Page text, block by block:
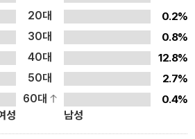
숨에 읽어 내려간다. 마치 애니메이션을
킬 정도로 흥미진진하게 깊이 몰입할 수
웹소설 및 모바일에 익숙한 아이들도 한
궁금하여 멈추지 않을 정도로 집중해서
20대
0.2%
30대
0.8%
40대
12.8%
50대
2.7%
60대
0.4%
성
남성